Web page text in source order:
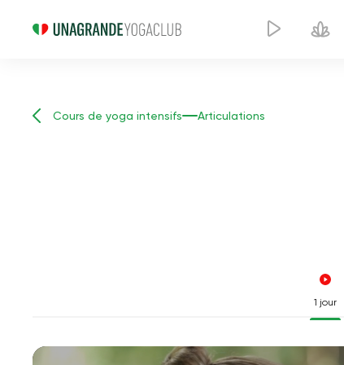
Cours de yoga intensifs Articulations
1 jour